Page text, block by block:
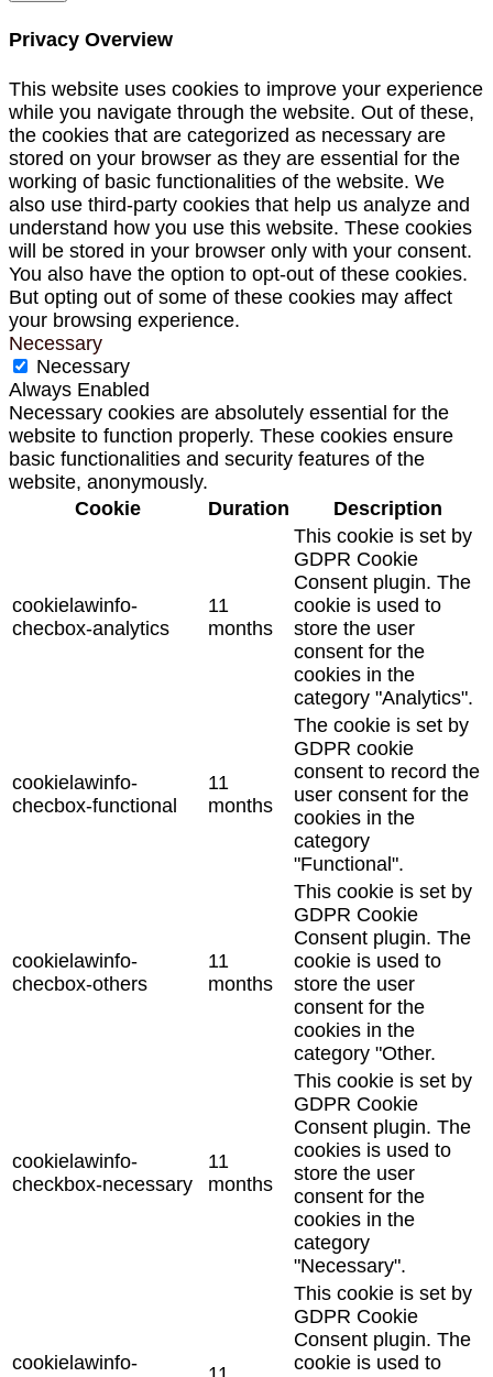
Privacy Overview
This website uses cookies to improve your experience
while you navigate through the website. Out of these,
the cookies that are categorized as necessary are
stored on your browser as they are essential for the
working of basic functionalities of the website. We
also use third-party cookies that help us analyze and
understand how you use this website. These cookies
will be stored in your browser only with your consent.
You also have the option to opt-out of these cookies.
But opting out of some of these cookies may affect
your browsing experience.
Necessary
Necessary
Always Enabled
Necessary cookies are absolutely essential for the
website to function properly. These cookies ensure
basic functionalities and security features of the
website, anonymously.
Cookie
Duration Description
cookielawinfo-
checbox-analytics
11
months
This cookie is set by
GDPR Cookie
Consent plugin. The
cookie is used to
store the user
consent for the
cookies in the
category "Analytics".
cookielawinfo-
checbox-functional
11
months
The cookie is set by
GDPR cookie
consent to record the
user consent for the
cookies in the
category
"Functional".
cookielawinfo-
checbox-others
11
months
This cookie is set by
GDPR Cookie
Consent plugin. The
cookie is used to
store the user
consent for the
cookies in the
category "Other.
cookielawinfo-
checkbox-necessary
11
months
This cookie is set by
GDPR Cookie
Consent plugin. The
cookies is used to
store the user
consent for the
cookies in the
category
"Necessary".
cookielawinfo-
This cookie is set by
GDPR Cookie
Consent plugin. The
cookie is used to